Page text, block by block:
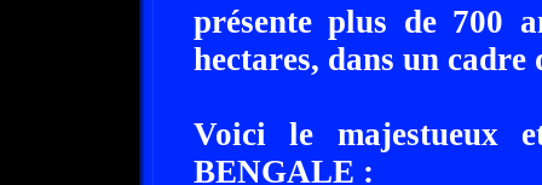
présente plus de 700
hectares, dans un
Voici le majestueux
BENGALE :